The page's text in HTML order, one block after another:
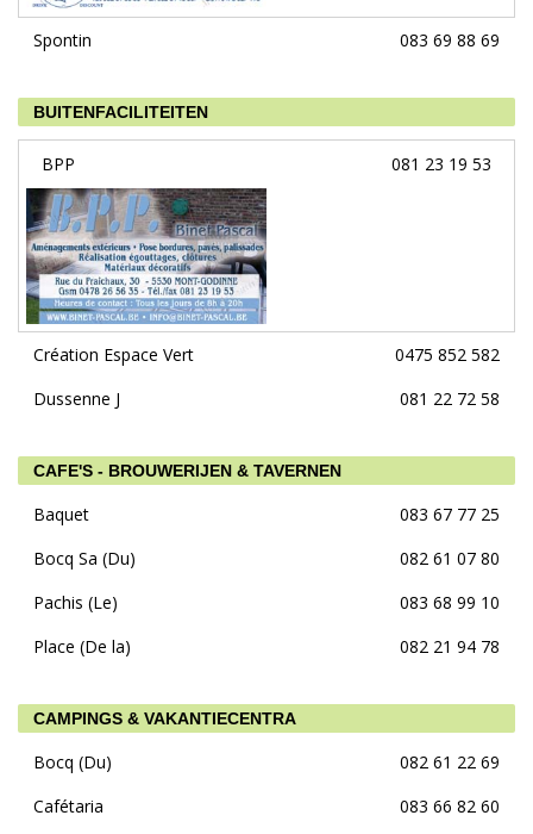
Spontin 083 69 88 69
BUITENFACILITEITEN
BPP 081 23 19 53
Création Espace Vert
0475 852 582
Dussenne J
081 22 72 58
CAFE'S - BROUWERIJEN & TAVERNEN
Baquet
083 67 77 25
Bocq Sa (Du)
082 61 07 80
Pachis (Le)
083 68 99 10
Place (De la)
082 21 94 78
CAMPINGS & VAKANTIECENTRA
Bocq (Du)
082 61 22 69
Cafétaria
083 66 82 60